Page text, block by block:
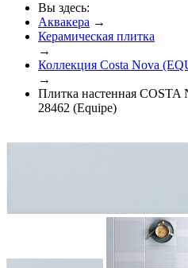
Вы здесь:
Аквакера →
Керамическая плитка
→
Коллекция Costa Nova
→
Плитка настенная
28462 (Equipe)